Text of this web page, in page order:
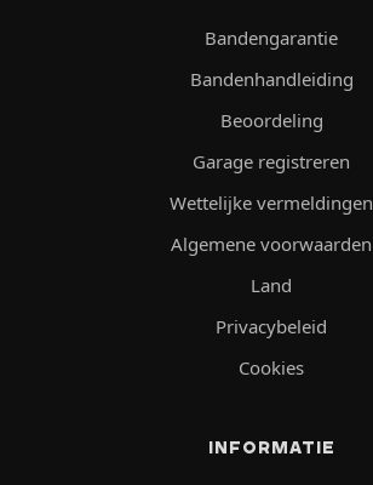
Bandengarantie
Bandenhandleiding
Beoordeling
Garage registreren
Wettelijke vermeldingen
Algemene voorwaarden
Land
Privacybeleid
Cookies
INFORMATIE